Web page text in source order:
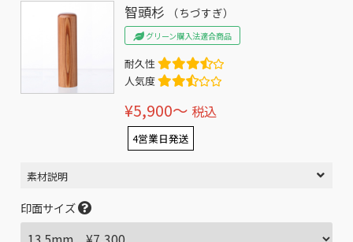
智頭杉 （ちづすぎ）
グリーン購入法適合商品
耐久性
人気度
¥5,900〜 税込
4営業日発送
素材説明
印面サイズ